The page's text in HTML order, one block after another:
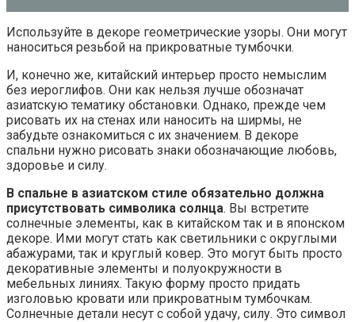
Используйте в декоре геометрические узоры. Они могут
наноситься резьбой на прикроватные тумбочки.
И, конечно же, китайский интерьер просто немыслим
без иероглифов. Они как нельзя лучше обозначат
азиатскую тематику обстановки. Однако, прежде чем
рисовать их на стенах или наносить на ширмы, не
забудьте ознакомиться с их значением. В декоре
спальни нужно рисовать знаки обозначающие любовь,
здоровье и силу.
В спальне в азиатском стиле обязательно должна
присутствовать символика солнца. Вы встретите
солнечные элементы, как в китайском так и в японском
декоре. Ими могут стать как светильники с округлыми
абажурами, так и круглый ковер. Это могут быть просто
декоративные элементы и полуокружности в
мебельных линиях. Такую форму просто придать
изголовью кровати или прикроватным тумбочкам.
Солнечные детали несут с собой удачу, силу. Это символ